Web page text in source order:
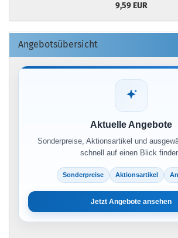
9,59 EUR
Angebotsübersicht
Aktuelle Angebote
Sonderpreise, Aktionsartikel und
schnell auf einen Blick
Sonderpreise Aktionsartikel
Jetzt Angebote ansehen